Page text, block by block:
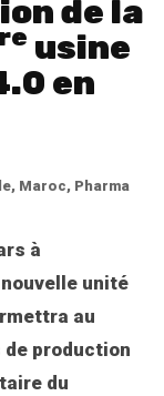
de la
usine
en
, Maroc, Pharma
à
unité
au
de production
du